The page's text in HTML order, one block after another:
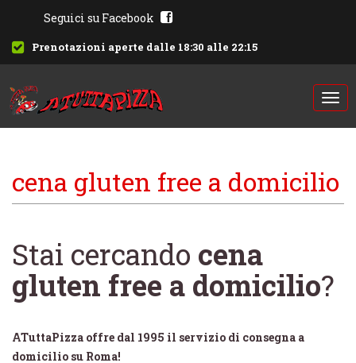
Seguici su Facebook
Prenotazioni aperte dalle 18:30 alle 22:15
cena gluten free a domicilio
Stai cercando cena
gluten free a domicilio?
ATuttaPizza offre dal 1995 il servizio di consegna a
domicilio su Roma!